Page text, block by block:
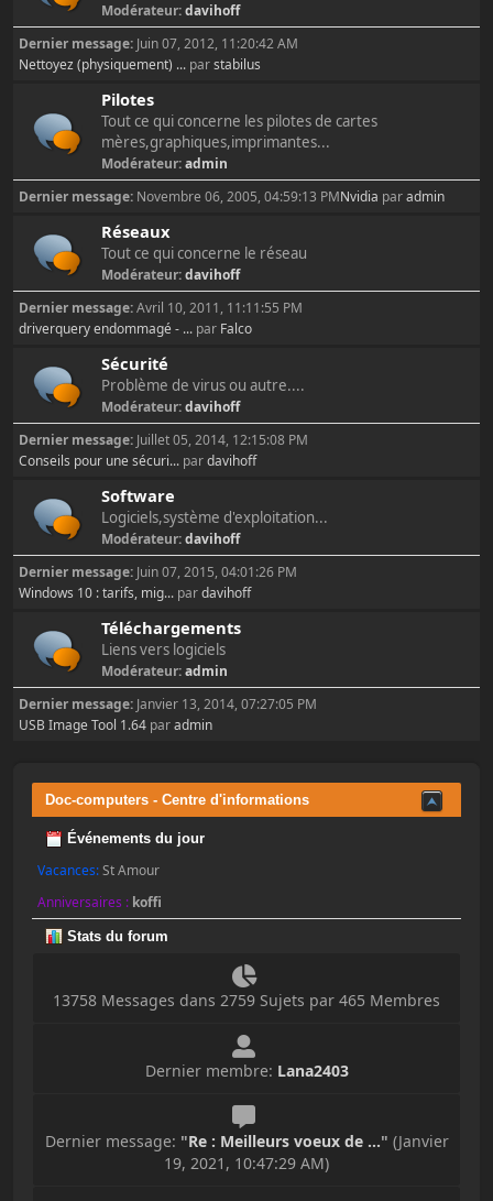
Modérateur:davihoff
Dernier message: Juin 07, 2012, 11:20:42 AM
Nettoyez (physiquement) ... parstabilus
Pilotes
Tout ce qui concerne les pilotes de cartes
mères,graphiques,imprimantes...
Modérateur:admin
Dernier message: Novembre 06, 2005, 04:59:13 PMNvidia paradmin
Réseaux
Tout ce qui concerne le réseau
Modérateur:davihoff
Dernier message:Avril 10, 2011, 11:11:55 PM
driverquery endommagé - ... par Falco
Sécurité
Problème de virus ou autre....
Modérateur:davihoff
Dernier message: Juillet 05, 2014, 12:15:08 PM
Conseils pour une sécuri... pardavihoff
Software
Logiciels,système d'exploitation...
Modérateur:davihoff
Dernier message: Juin 07, 2015, 04:01:26 PM
Windows 10 : tarifs, mig... pardavihoff
Téléchargements
Liens vers logiciels
Modérateur:admin
Dernier message: Janvier 13, 2014, 07:27:05 PM
USB Image Tool 1.64 paradmin
Doc-computers - Centre d'informations
Événements du jour
Vacances:St Amour
Anniversaires : koffi
Stats du forum
13758 Messages dans 2759 Sujets par 465 Membres
Dernier membre: Lana2403
Dernier message: "Re : Meilleurs voeux de ..." (Janvier
19, 2021, 10:47:29 AM)